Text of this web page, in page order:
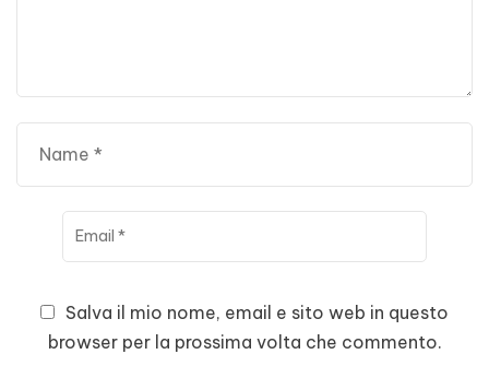
Salva il mio nome, email e sito web in questo
browser per la prossima volta che commento.